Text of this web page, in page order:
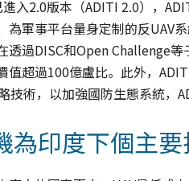
入2.0版本（ADITI 2.0），
為軍事平台量身定制的反UAV
透過DISC和Open Challenge
值超過100億盧比。此外，
技術，以加強國防生態系統，
為印度下個主